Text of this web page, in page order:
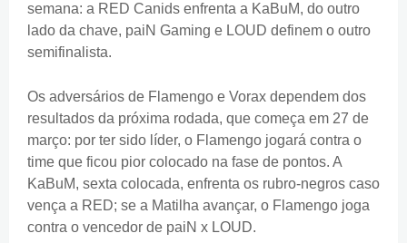
semana: a RED Canids enfrenta a KaBuM, do outro
lado da chave, paiN Gaming e LOUD definem o outro
semifinalista.
Os adversários de Flamengo e Vorax dependem dos
resultados da próxima rodada, que começa em 27 de
março: por ter sido líder, o Flamengo jogará contra o
time que ficou pior colocado na fase de pontos. A
KaBuM, sexta colocada, enfrenta os rubro-negros caso
vença a RED; se a Matilha avançar, o Flamengo joga
contra o vencedor de paiN x LOUD.